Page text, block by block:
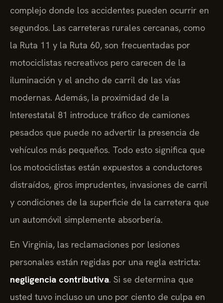
complejo donde los accidentes pueden ocurrir en
segundos. Las carreteras rurales cercanas, como
la Ruta 11 y la Ruta 60, son frecuentadas por
motociclistas recreativos pero carecen de la
iluminación y el ancho de carril de las vías
modernas. Además, la proximidad de la
Interestatal 81 introduce tráfico de camiones
pesados que puede no advertir la presencia de
vehículos más pequeños. Todo esto significa que
los motociclistas están expuestos a conductores
distraídos, giros imprudentes, invasiones de carril
y condiciones de la superficie de la carretera que
un automóvil simplemente absorbería.
En Virginia, las reclamaciones por lesiones
personales están regidas por una regla estricta:
negligencia contributiva. Si se determina que
usted tuvo incluso un uno por ciento de culpa en